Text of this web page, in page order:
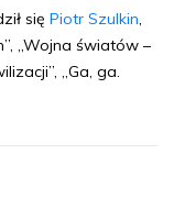
sięPiotr Szulkin,
„Wojna światów –
„Ga, ga.